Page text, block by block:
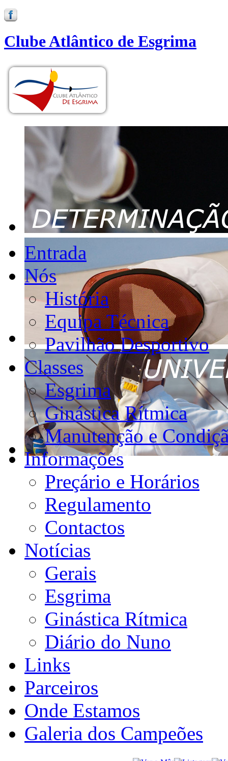
Clube Atlântico de Esgrima
Entrada
Nós
História
Equipa Técnica
Pavilhão Desportivo
Classes
Esgrima
Ginástica Rítmica
Manutenção e
Informações
Preçário e Horários
Regulamento
Contactos
Notícias
Gerais
Esgrima
Ginástica Rítmica
Diário do Nuno
Links
Parceiros
Onde Estamos
Galeria dos Campeões